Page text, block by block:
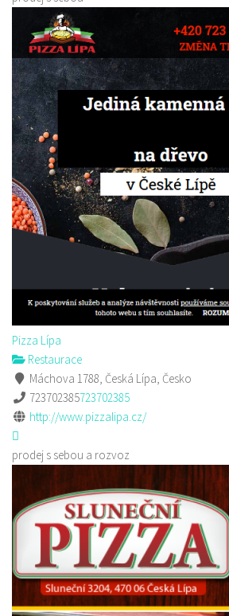
Pizza Lípa
Restaurace
Máchova 1788, Česká Lípa, Česko
723702385723702385
http://www.pizzalipa.cz/
prodej s sebou a rozvoz